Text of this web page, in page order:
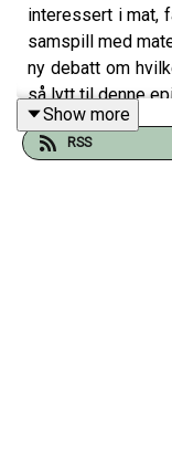
interessert i mat,
samspill med
ny debatt om
så lytt til denne
Show more
RSS